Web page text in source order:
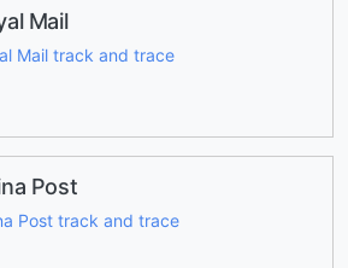
Mail
Mail track and trace
Post
Post track and trace